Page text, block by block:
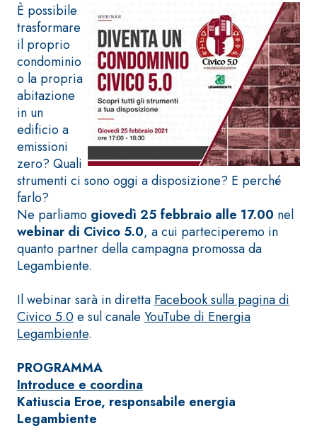
È possibile
trasformare
il proprio
condominio
o la propria
abitazione
in un
edificio a
emissioni
zero? Quali
strumenti ci sono oggi a disposizione? E perché
farlo?
Ne parliamo giovedì 25 febbraio alle 17.00 nel
webinar di Civico 5.0, a cui parteciperemo in
quanto partner della campagna promossa da
Legambiente.
Il webinar sarà in diretta Facebook sulla pagina di
Civico 5.0e sul canale YouTube di Energia
Legambiente.
PROGRAMMA
Introduce e coordina
Katiuscia Eroe, responsabile energia
Legambiente
AZIP ZANTI
AQUAZIP ONE PRO
Guaina
impermeabilizzante
elastica
monocomponente
polimero
cementizia
decorativa
ultra opaca
ad elevata
qualità per
interni
Sistema
INTONACATURA E
PRODOTTI A BASE
CALCE AEREA
KB 13 EVOLUTION
bianco
fibrorinforzato a
base di calce
aerea, per interni
Sistema
GYPSOTEC
H
GYPSOTECH®
GypsoLIGNUM
TIPO DEFH1IR
Lastra in